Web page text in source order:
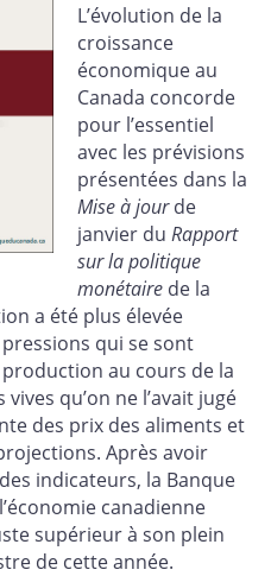
L’évolution de la
croissance
économique au
Canada concorde
pour l’essentiel
avec les prévisions
présentées dans la
Mise à jourde
janvier du Rapport
sur la politique
monétaire de la
a été plus élevée
qui se sont
au cours de la
qu’on ne l’avait jugé
des prix des aliments et
Après avoir
indicateurs, la Banque
canadienne
supérieur à son plein
de cette année.